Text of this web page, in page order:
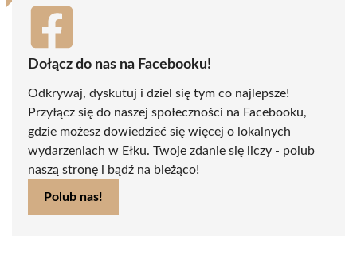
Dołącz do nas na Facebooku!
Odkrywaj, dyskutuj i dziel się tym co najlepsze!
Przyłącz się do naszej społeczności na Facebooku,
gdzie możesz dowiedzieć się więcej o lokalnych
wydarzeniach w Ełku. Twoje zdanie się liczy - polub
naszą stronę i bądź na bieżąco!
Polub nas!